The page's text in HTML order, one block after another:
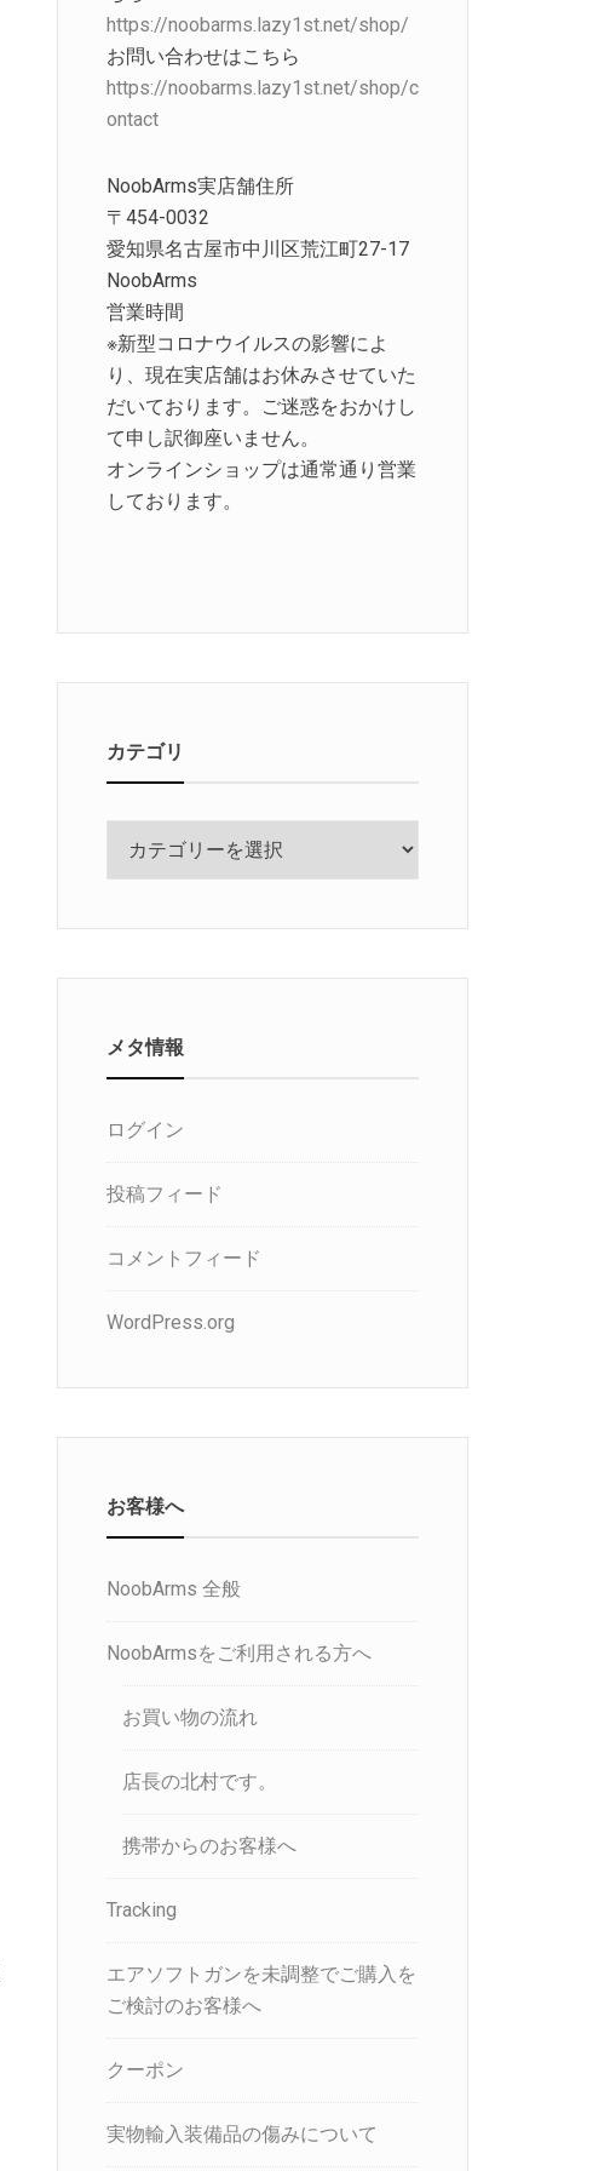
https://noobarms.lazy1st.net/shop/
お問い合わせはこちら
https://noobarms.lazy1st.net/shop/c
ontact
NoobArms実店舗住所
〒454-0032
愛知県名古屋市中川区荒江町27-17
NoobArms
営業時間
※新型コロナウイルスの影響によ
り、現在実店舗はお休みさせていた
だいております。ご迷惑をおかけし
て申し訳御座いません。
オンラインショップは通常通り営業
しております。
カテゴリ
リ
メタ情報
ログイン
投稿フィード
コメントフィード
WordPress.org
お客様へ
NoobArms 全般
NoobArmsをご利用される方へ
お買い物の流れ
店長の北村です。
携帯からのお客様へ
Tracking
エアソフトガンを未調整でご購入を
ご検討のお客様へ
クーポン
実物輸入装備品の傷みについて